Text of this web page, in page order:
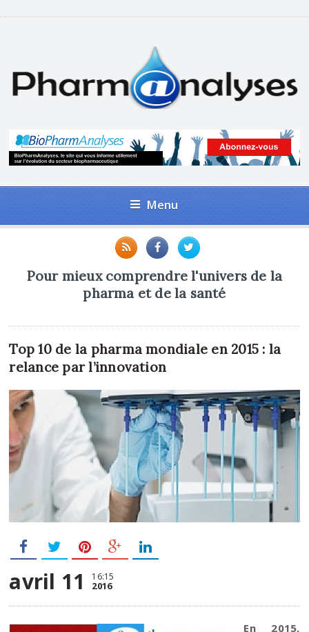
Menu
Pour mieux comprendre l'univers de la
pharma et de la santé
Top 10 de la pharma mondiale en 2015 : la
relance par l’innovation
avril 11 16:15
2016
En 2015,